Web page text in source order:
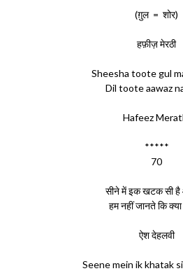
(ग़ुल = शोर)
हफ़ीज़ मेरठी
Sheesha toote gul
Dil toote aawaz
Hafeez
*****
70
सीने में इक खटक सी
हम नहीं जानते कि
ऐश देहलवी
Seene mein ik khatak